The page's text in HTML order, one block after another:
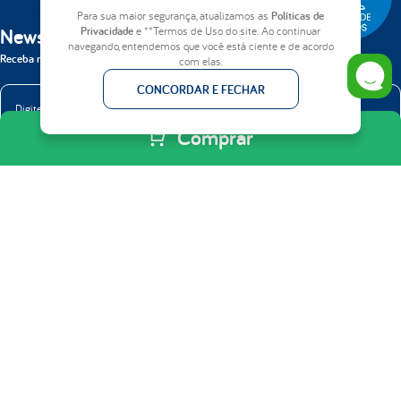
Para sua maior segurança, atualizamos as Políticas de
Privacidadee **Termos de Uso do site. Ao continuar
navegando, entendemos que você está ciente e de acordo
com elas.
CONCORDAR E FECHAR
Comprar
Newsletter
Receba nossas novidades em primeira mão.
ENVIAR